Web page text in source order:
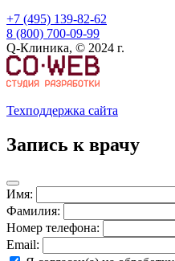
+7 (495) 139-82-62
8 (800) 700-09-99
Q-Клиника, © 2024 г.
Техподдержка сайта
Запись к врачу
Имя:
Фамилия:
Номер телефона:
Email: